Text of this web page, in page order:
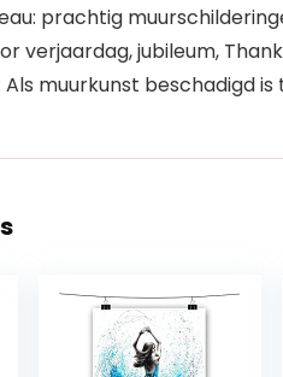
prachtig
verjaardag, jubileum,
Als muurkunst